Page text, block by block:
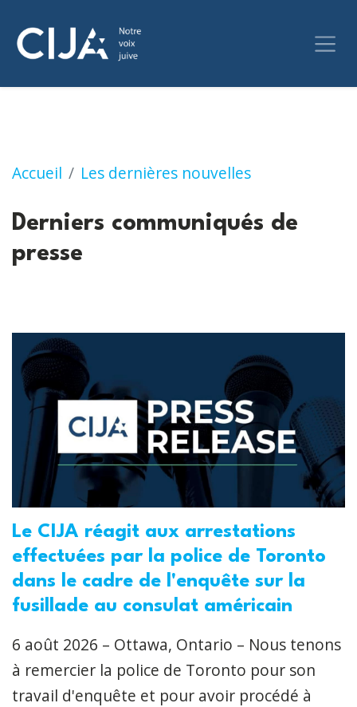
Accueil Les dernières nouvelles
Communiqués de presse
Derniers communiqués de
presse
Le CIJA réagit aux arrestations
effectuées par la police de Toronto
dans le cadre de l'enquête sur la
fusillade au consulat américain
6 août 2026 – Ottawa, Ontario – Nous tenons
à remercier la police de Toronto pour son
travail d'enquête et pour avoir procédé à